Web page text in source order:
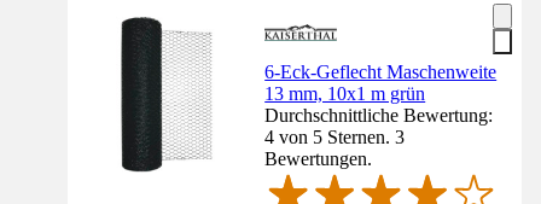
6-Eck-Geflecht Maschenweite
13 mm, 10x1 m grün
Durchschnittliche Bewertung:
4 von 5 Sternen. 3
Bewertungen.